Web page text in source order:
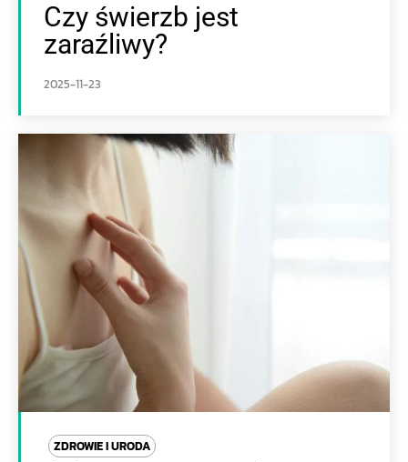
Czy świerzb jest
zaraźliwy?
2025-11-23
ZDROWIE I URODA